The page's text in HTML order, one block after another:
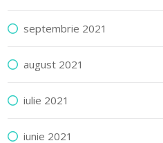
septembrie 2021
august 2021
iulie 2021
iunie 2021